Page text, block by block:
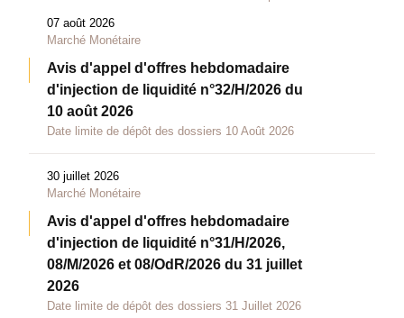
07 août 2026
Marché Monétaire
Avis d'appel d'offres hebdomadaire
d'injection de liquidité n°32/H/2026 du
10 août 2026
Date limite de dépôt des dossiers 10 Août 2026
30 juillet 2026
Marché Monétaire
Avis d'appel d'offres hebdomadaire
d'injection de liquidité n°31/H/2026,
08/M/2026 et 08/OdR/2026 du 31 juillet
2026
Date limite de dépôt des dossiers 31 Juillet 2026